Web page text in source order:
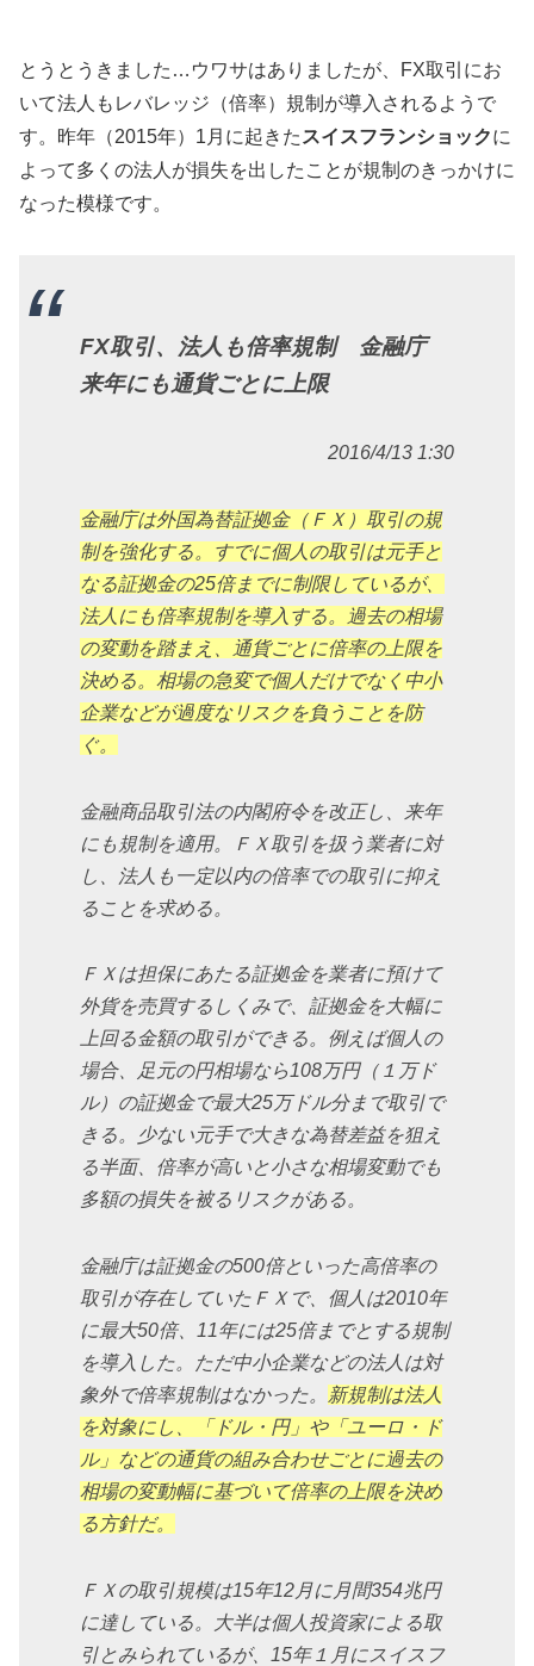
とうとうきました…ウワサはありましたが、FX取引にお
いて法人もレバレッジ（倍率）規制が導入されるようで
す。昨年（2015年）1月に起きた スイスフランショックに
よって多くの法人が損失を出したことが規制のきっかけに
なった模様です。
FX取引、法人も倍率規制 金融庁
来年にも通貨ごとに上限
2016/4/13 1:30
金融庁は外国為替証拠金（ＦＸ）取引の規
制を強化する。すでに個人の取引は元手と
なる証拠金の25倍までに制限しているが、
法人にも倍率規制を導入する。過去の相場
の変動を踏まえ、通貨ごとに倍率の上限を
決める。相場の急変で個人だけでなく中小
企業などが過度なリスクを負うことを防
ぐ。
金融商品取引法の内閣府令を改正し、来年
にも規制を適用。ＦＸ取引を扱う業者に対
し、法人も一定以内の倍率での取引に抑え
ることを求める。
ＦＸは担保にあたる証拠金を業者に預けて
外貨を売買するしくみで、証拠金を大幅に
上回る金額の取引ができる。例えば個人の
場合、足元の円相場なら108万円（１万ド
ル）の証拠金で最大25万ドル分まで取引で
きる。少ない元手で大きな為替差益を狙え
る半面、倍率が高いと小さな相場変動でも
多額の損失を被るリスクがある。
金融庁は証拠金の500倍といった高倍率の
取引が存在していたＦＸで、個人は2010年
に最大50倍、11年には25倍までとする規制
を導入した。ただ中小企業などの法人は対
象外で倍率規制はなかった。
新規制は法人
を対象にし、「ドル・円」や「ユーロ・ド
ル」などの通貨の組み合わせごとに過去の
相場の変動幅に基づいて倍率の上限を決め
る方針だ。
ＦＸの取引規模は15年12月に月間354兆円
に達している。大半は個人投資家による取
引とみられているが、15年１月にスイスフ